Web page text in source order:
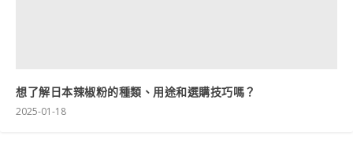
想了解日本辣椒粉的種類、用途和選購技巧嗎？
2025-01-18